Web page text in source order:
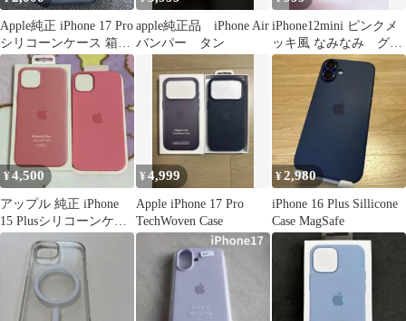
Apple純正 iPhone 17 Pro
シリコーンケース 箱付
おまけ付き
apple純正品 iPhone Air
バンパー タン
iPhone12mini ピンクメ
ッキ風 なみなみ グリ
ッターシート付 可愛い
¥4,500
アップル 純正 iPhone
15 Plusシリコーンケー
ス ピンク
¥4,999
Apple iPhone 17 Pro
TechWoven Case
¥2,980
iPhone 16 Plus Sillicone
Case MagSafe